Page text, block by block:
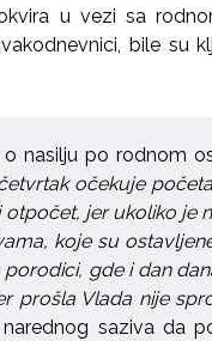
u vezi sa
bile su
o nasilju po rodnom
očekuje
jer ukoliko je
koje su
gde i dan
prošla Vlada nije
saziva da